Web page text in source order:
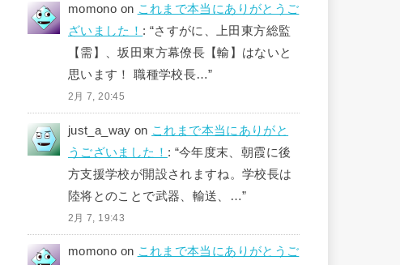
momono on これまで本当にありがとうご
ざいました！ : “さすがに、上田東方総監
【需】、坂田東方幕僚長【輸】はないと
思います！ 職種学校長…”
2月 7, 20:45
just_a_way on これまで本当にありがと
うございました！ : “今年度末、朝霞に後
方支援学校が開設されますね。学校長は
陸将とのことで武器、輸送、…”
2月 7, 19:43
momono on これまで本当にありがとうご